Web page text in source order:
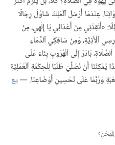
عِنْدَمَا أَرْسَلَ ٱلْمَلِكُ شَاوُلُ رِجَالًا
«أَنْقِذْنِي مِنْ أَعْدَائِي يَا إِلٰهِي،‏ مِنَ
ٱلْأَذِيَّةِ،‏ وَمِنْ سَافِكِي ٱلدِّمَاءِ
بَادَرَ إِلَى ٱلْهُرُوبِ بِنَاءً عَلَى
يُمْكِنُنَا أَنْ نُصَلِّيَ طَلَبًا لِلْحِكْمَةِ ٱلْعَمَلِيَّةِ
وَرُبَّمَا عَلَى تَحْسِينِ أَوْضَاعِنَا.‏ —‏يع